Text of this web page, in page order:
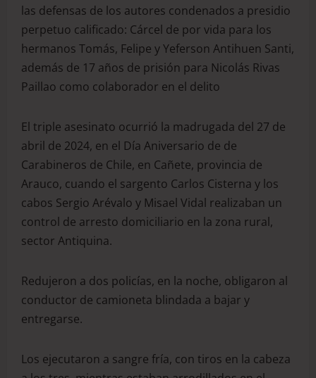
las defensas de los autores condenados a presidio
perpetuo calificado: Cárcel de por vida para los
hermanos Tomás, Felipe y Yeferson Antihuen Santi,
además de 17 años de prisión para Nicolás Rivas
Paillao como colaborador en el delito
El triple asesinato ocurrió la madrugada del 27 de
abril de 2024, en el Día Aniversario de de
Carabineros de Chile, en Cañete, provincia de
Arauco, cuando el sargento Carlos Cisterna y los
cabos Sergio Arévalo y Misael Vidal realizaban un
control de arresto domiciliario en la zona rural,
sector Antiquina.
Redujeron a dos policías, en la noche, obligaron al
conductor de camioneta blindada a bajar y
entregarse.
Los ejecutaron a sangre fría, con tiros en la cabeza